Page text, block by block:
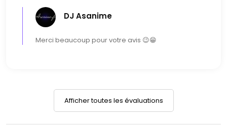
DJ Asanime
Merci beaucoup pour votre avis 😉😁
Afficher toutes les évaluations